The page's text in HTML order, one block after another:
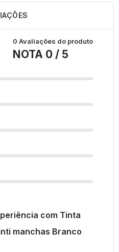
0 Avaliações do produto
NOTA 0 / 5
com Tinta
manchas Branco